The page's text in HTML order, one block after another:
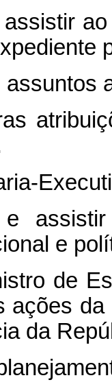
e
de
ações
da